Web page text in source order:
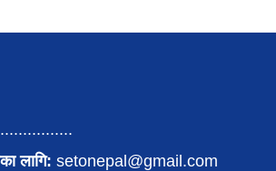
लागि: setonepal@gmail.com